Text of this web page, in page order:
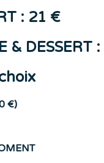
: 21 €
& DESSERT
€)